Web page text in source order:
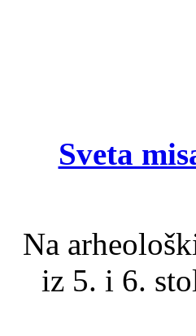
Sveta
Na
iz 5. i 6.